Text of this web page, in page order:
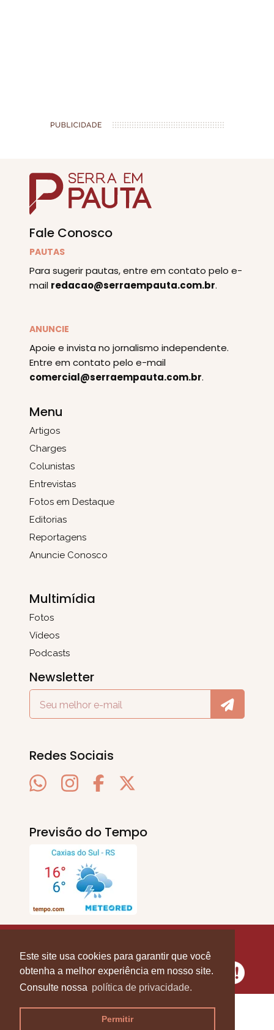
Este site usa cookies para garantir que você
obtenha a melhor experiência em nosso site.
Consulte nossa política de privacidade.
Permitir
Fale Conosco
PAUTAS
Para sugerir pautas, entre em contato pelo e-
mail redacao@serraempauta.com.br.
ANUNCIE
Apoie e invista no jornalismo independente.
Entre em contato pelo e-mail
comercial@serraempauta.com.br.
Menu
Artigos
Charges
Colunistas
Entrevistas
Fotos em Destaque
Editorias
Reportagens
Anuncie Conosco
Multimídia
Fotos
Vídeos
Podcasts
Newsletter
Redes Sociais
Previsão do Tempo
Direitos Reservados.